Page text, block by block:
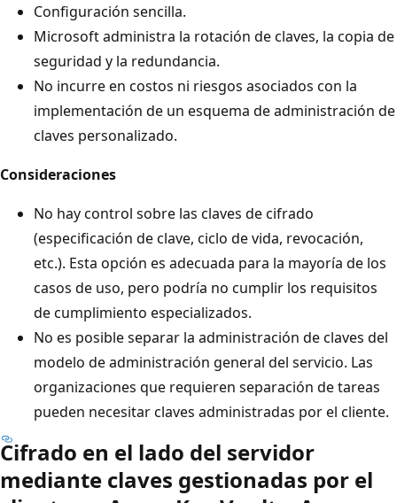
Configuración sencilla.
Microsoft administra la rotación de claves, la copia de
seguridad y la redundancia.
No incurre en costos ni riesgos asociados con la
implementación de un esquema de administración de
claves personalizado.
Consideraciones
No hay control sobre las claves de cifrado
(especificación de clave, ciclo de vida, revocación,
etc.). Esta opción es adecuada para la mayoría de los
casos de uso, pero podría no cumplir los requisitos
de cumplimiento especializados.
No es posible separar la administración de claves del
modelo de administración general del servicio. Las
organizaciones que requieren separación de tareas
pueden necesitar claves administradas por el cliente.
Cifrado en el lado del servidor
mediante claves gestionadas por el